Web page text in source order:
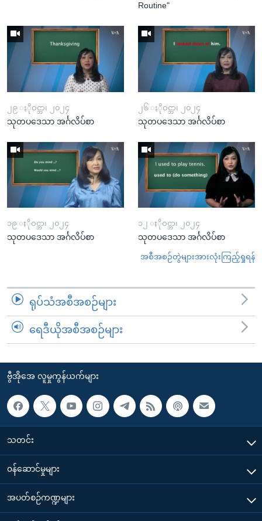
Routine"
၂၉ ႏိုဝင္ဘာ၊ ၂၀၂၄
သုတပဒေသာ အင်္ဂလိပ်စာ
၂၆ ႏိုဝင္ဘာ၊ ၂၀၂၄
သုတပဒေသာ အင်္ဂလိပ်စာ
၁၉ ႏိုဝင္ဘာ၊ ၂၀၂၄
သုတပဒေသာ အင်္ဂလိပ်စာ
၁၂ ႏိုဝင္ဘာ၊ ၂၀၂၄
သုတပဒေသာ အင်္ဂလိပ်စာ
အစီအစဉ်တွဲများအားလုံးကြည့်ရှုရန်
ရုပ်သံအစီအစဉ်များ
ရေဒီယိုအစီအစဉ်များ
ဗွီအိုအေ လူမှုကွန်ယက်များ
သတင်း
၀န်ဆောင်မှုများ
အပတ်စဉ်ကဏ္ဍများ